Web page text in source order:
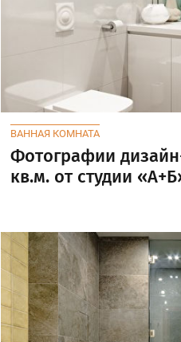
ВАННАЯ КОМНАТА
Фотографии
кв.м. от студии